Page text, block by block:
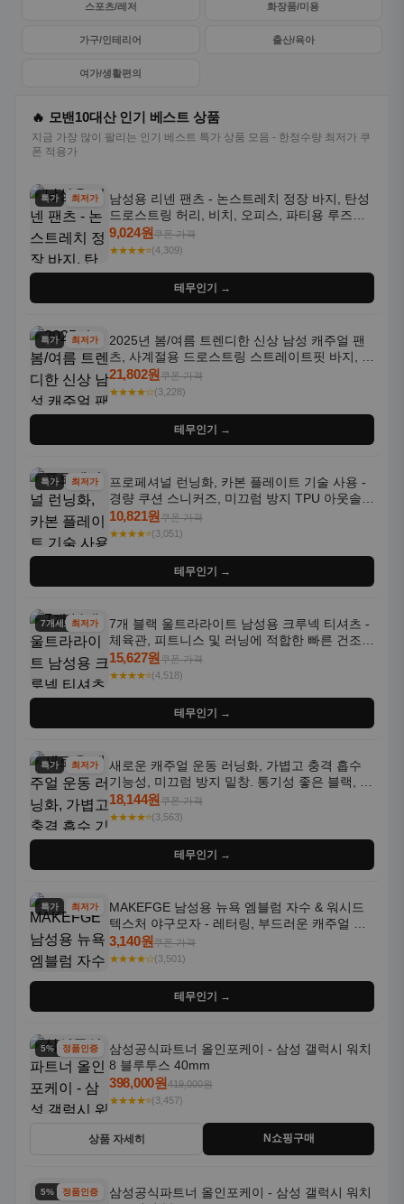
스포츠/레저 화장품/미용
가구/인테리어 출산/육아
여가/생활편의
🔥 모밴10대산 인기 베스트 상품
지금 가장 많이 팔리는 인기 베스트 특가 상품 모음 - 한정수량 최저가 쿠
폰 적용가
특가 최저가
남성용 리넨 팬츠 - 논스트레치 정장 바지, 탄성
드로스트링 허리, 비치, 오피스, 파티용 루즈핏
트라우저 - 세탁기 사용 가능한 캐주얼 정장 의
상
9,024원쿠폰 가격
★★★★⭐(4,309)
테무인기 →
특가 최저가
2025년 봄/여름 트렌디한 신상 남성 캐주얼 팬
츠, 사계절용 드로스트링 스트레이트핏 바지, 한
국 스타일, 활용도 높은 아웃도어 및 정장용, 발
목 바지
21,802원쿠폰 가격
★★★★☆(3,228)
테무인기 →
특가 최저가
프로페셔널 런닝화, 카본 플레이트 기술 사용 -
경량 쿠션 스니커즈, 미끄럼 방지 TPU 아웃솔,
통기성 화이트-퍼플 그라데이션, 헬스, 트레이
닝 - 남성용, 여성용, 모든 계절에 적합
10,821원쿠폰 가격
★★★★⭐(3,051)
테무인기 →
7개세트최저가
7개 블랙 울트라라이트 남성용 크루넥 티셔츠 -
체육관, 피트니스 및 러닝에 적합한 빠른 건조,
통기성 좋은 수분 흡수 반팔 운동복
15,627원쿠폰 가격
★★★★⭐(4,518)
테무인기 →
특가 최저가
새로운 캐주얼 운동 러닝화, 가볍고 충격 흡수
기능성, 미끄럼 방지 밑창. 통기성 좋은 블랙, 화
이트, 퍼플 그라데이션 색상
18,144원쿠폰 가격
★★★★⭐(3,563)
테무인기 →
특가 최저가
MAKEFGE 남성용 뉴욕 엠블럼 자수 & 워시드
텍스처 야구모자 - 레터링, 부드러운 캐주얼 모
자, NYC 스타일
3,140원쿠폰 가격
★★★★☆(3,501)
테무인기 →
5% 할인정품인증
삼성공식파트너 올인포케이 - 삼성 갤럭시 워치
8 블루투스 40mm
398,000원419,000원
★★★★⭐(3,457)
상품 자세히 N쇼핑구매
5% 할인정품인증
삼성공식파트너 올인포케이 - 삼성 갤럭시 워치